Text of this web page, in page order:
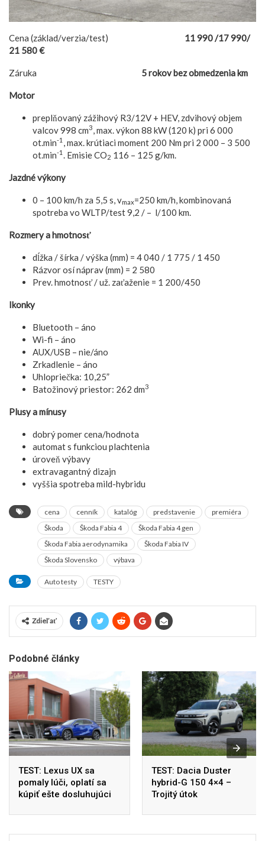
Cena (základ/verzia/test) 11 990 /17 990/
21 580 €
Záruka 5 rokov bez obmedzenia km
Motor
preplňovaný zážihový R3/12V + HEV, zdvihový objem
valcov 998 cm3 , max. výkon 88 kW (120 k) pri 6 000
ot.min-1
, max. krútiaci moment 200 Nm pri 2 000 – 3 500
ot.min-1 . Emisie CO2 116 – 125 g/km.
Jazdné výkony
0 – 100 km/h za 5,5 s, vmax=250 km/h, kombinovaná
spotreba vo WLTP/test 9,2 / – l/100 km.
Rozmery a hmotnosť
dĺžka / šírka / výška (mm) = 4 040 / 1 775 / 1 450
Rázvor osí náprav (mm) = 2 580
Prev. hmotnosť / už. zaťaženie = 1 200/450
Ikonky
Bluetooth – áno
Wi-fi – áno
AUX/USB – nie/áno
Zrkadlenie – áno
Uhlopriečka: 10,25”
Batožinový priestor: 262 dm3
Plusy a mínusy
dobrý pomer cena/hodnota
automat s funkciou plachtenia
úroveň výbavy
extravagantný dizajn
vyššia spotreba mild-hybridu
cena cenník katalóg predstavenie
premiéra
Škoda
Škoda Fabia 4
Škoda Fabia 4 gen
Škoda Fabia aerodynamika
Škoda Fabia IV
Škoda Slovensko
výbava
Auto testy TESTY
Zdieľať
Podobné články
TEST: Lexus UX sa
pomaly lúči, oplatí sa
kúpiť ešte dosluhujúci
TEST: Dacia Duster
hybrid-G 150 4×4 –
Trojitý útok